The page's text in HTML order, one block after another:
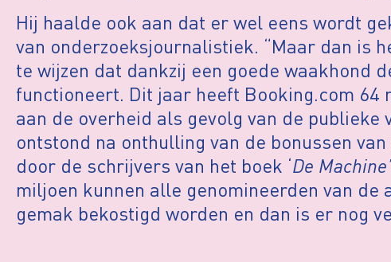
Hij haalde ook aan dat er wel eens wordt
van onderzoeksjournalistiek. “Maar dan is
te wijzen dat dankzij een goede waakhond
functioneert. Dit jaar heeft Booking.com 64
aan de overheid als gevolg van de publieke
ontstond na onthulling van de bonussen
door de schrijvers van het boek ‘De
miljoen kunnen alle genomineerden van de
gemak bekostigd worden en dan is er nog